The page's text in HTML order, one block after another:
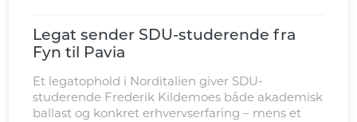
Legat sender SDU-studerende fra
Fyn til Pavia
Et legatophold i Norditalien giver SDU-
studerende Frederik Kildemoes både akademisk
ballast og konkret erhvervserfaring – mens et